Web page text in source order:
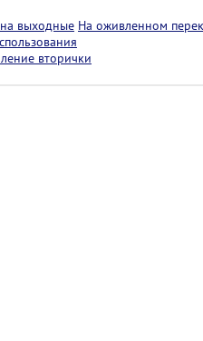
выходные На оживленном
вторички